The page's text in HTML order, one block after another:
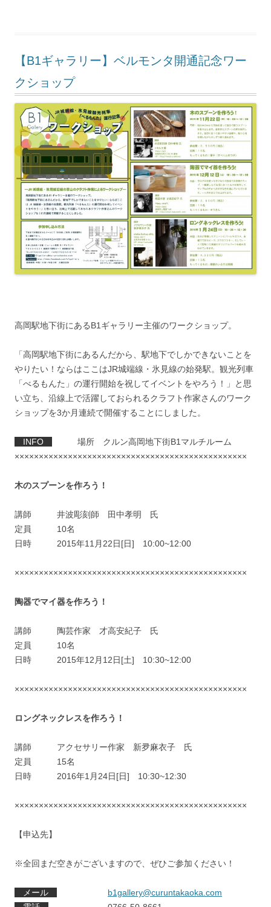
【B1ギャラリー】ベルモンタ開通記念ワー
クショップ
高岡駅地下街にあるB1ギャラリー主催のワークショップ。
「高岡駅地下街にあるんだから、駅地下でしかできないことを
やりたい！ならはここはJR城端線・氷見線の始発駅。観光列車
「べるもんた」の運行開始を祝してイベントをやろう！」と思
い立ち、沿線上で活躍しておられるクラフト作家さんのワーク
ショップを3か月連続で開催することにしました。
INFO
場所 クルン高岡地下街B1マルチルーム
××××××××××××××××××××××××××××××××××××××××××××××××
木のスプーンを作ろう！
講師 井波彫刻師 田中孝明 氏
定員 10名
日時 2015年11月22日[日] 10:00~12:00
××××××××××××××××××××××××××××××××××××××××××××××××
陶器でマイ器を作ろう！
講師 陶芸作家 才高安紀子 氏
定員 10名
日時 2015年12月12日[土] 10:30~12:00
××××××××××××××××××××××××××××××××××××××××××××××××
ロングネックレスを作ろう！
講師 アクセサリー作家 新夛麻衣子 氏
定員 15名
日時 2016年1月24日[日] 10:30~12:30
××××××××××××××××××××××××××××××××××××××××××××××××
【申込先】
※全回まだ空きがございますので、ぜひご参加ください！
メール
b1gallery@curuntakaoka.com